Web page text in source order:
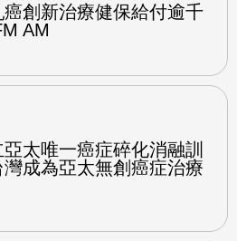
創新治療健保給付逾千
AM
太唯一癌症碎化消融訓
成為亞太無創癌症治療